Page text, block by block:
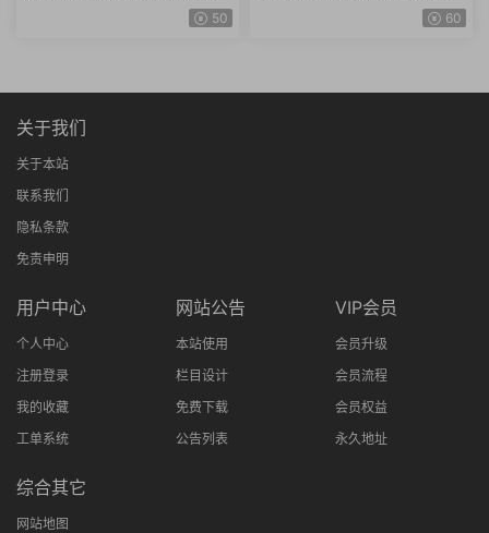
自定义后缀二维码链接密码保
护数据统计短地址生成源码+手
50
收付平台充值订单商户管理卡
商管理纯手工简易收付源码+手
60
关于我们
关于本站
联系我们
隐私条款
免责申明
用户中心
个人中心
注册登录
我的收藏
工单系统
网站公告
本站使用
栏目设计
免费下载
公告列表
VIP会员
会员升级
会员流程
会员权益
永久地址
综合其它
网站地图